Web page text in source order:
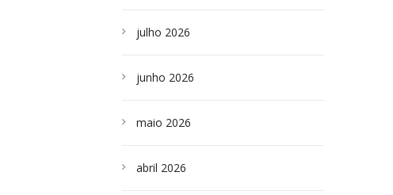
julho 2026
junho 2026
maio 2026
abril 2026